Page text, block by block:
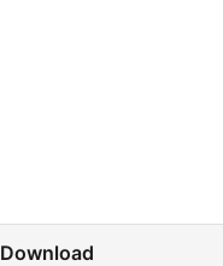
Download